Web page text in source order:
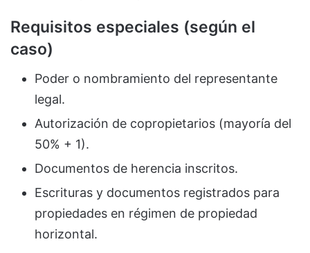
Requisitos especiales (según el
caso)
Poder o nombramiento del representante
legal.
Autorización de copropietarios (mayoría del
50% + 1).
Documentos de herencia inscritos.
Escrituras y documentos registrados para
propiedades en régimen de propiedad
horizontal.